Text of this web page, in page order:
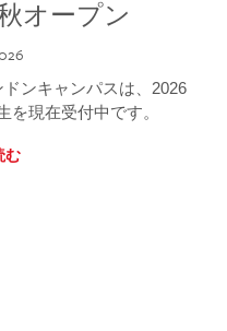
オープン
ンキャンパスは、2026
を現在受付中です。
む